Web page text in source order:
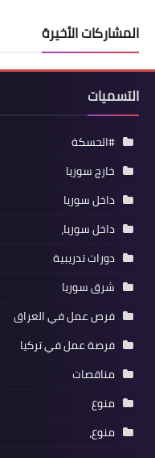
المشاركات الأخيرة
التسميات
#الحسكة
خارج سوريا
داخل سوريا
داخل سوريا،
دورات تدريبية
شرق سوريا
فرص عمل في العراق
فرصة عمل في تركيا
مناقصات
منوع
منوع،